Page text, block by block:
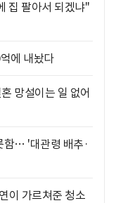
집 팔아서 되겠냐"
에 내놨다
망설이는 일 없어
함… '대관령 배추·
이 가르쳐준 청소